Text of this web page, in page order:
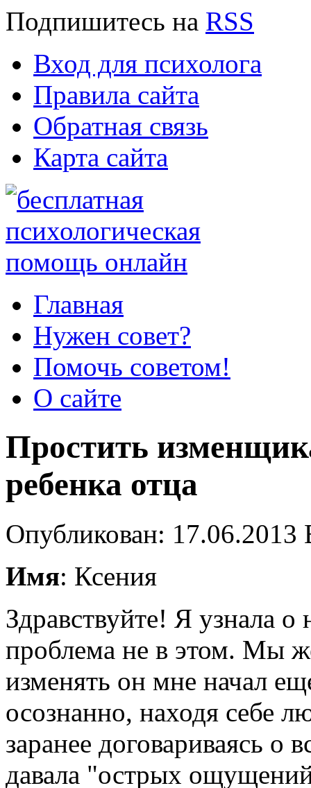
Подпишитесь на RSS
Вход для психолога
Правила сайта
Обратная связь
Карта сайта
Главная
Нужен совет?
Помочь советом!
О сайте
Простить
ребенка отца
Опубликован:
Имя: Ксения
Здравствуйте! Я узнала
проблема не в этом. Мы
изменять он мне начал
осознанно, находя себе
заранее договариваясь о
давала "острых